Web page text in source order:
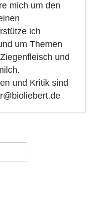
mich um den
ich
um Themen
und
und Kritik sind